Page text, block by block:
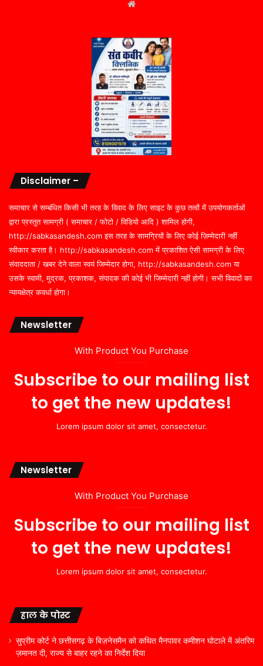
Disclaimer –
समाचार से सम्बंधित किसी भी तरह के विवाद के लिए साइट के कुछ तत्वों में उपयोगकर्ताओं
द्वारा प्रस्तुत सामग्री ( समाचार / फोटो / विडियो आदि ) शामिल होगी,
http://sabkasandesh.com इस तरह के सामग्रियों के लिए कोई ज़िम्मेदारी नहीं
स्वीकार करता है। http://sabkasandesh.com में प्रकाशित ऐसी सामग्री के लिए
संवाददाता / खबर देने वाला स्वयं जिम्मेदार होगा, http://sabkasandesh.com या
उसके स्वामी, मुद्रक, प्रकाशक, संपादक की कोई भी जिम्मेदारी नहीं होगी। सभी विवादों का
न्यायक्षेत्र कवर्धा होगा।
Newsletter
With Product You Purchase
Subscribe to our mailing list
to get the new updates!
Lorem ipsum dolor sit amet, consectetur.
Newsletter
With Product You Purchase
Subscribe to our mailing list
to get the new updates!
Lorem ipsum dolor sit amet, consectetur.
हाल के पोस्ट
सुप्रीम कोर्ट ने छत्तीसगढ़ के बिज़नेसमैन को कथित मैनपावर कमीशन घोटाले में अंतरिम
ज़मानत दी, राज्य से बाहर रहने का निर्देश दिया